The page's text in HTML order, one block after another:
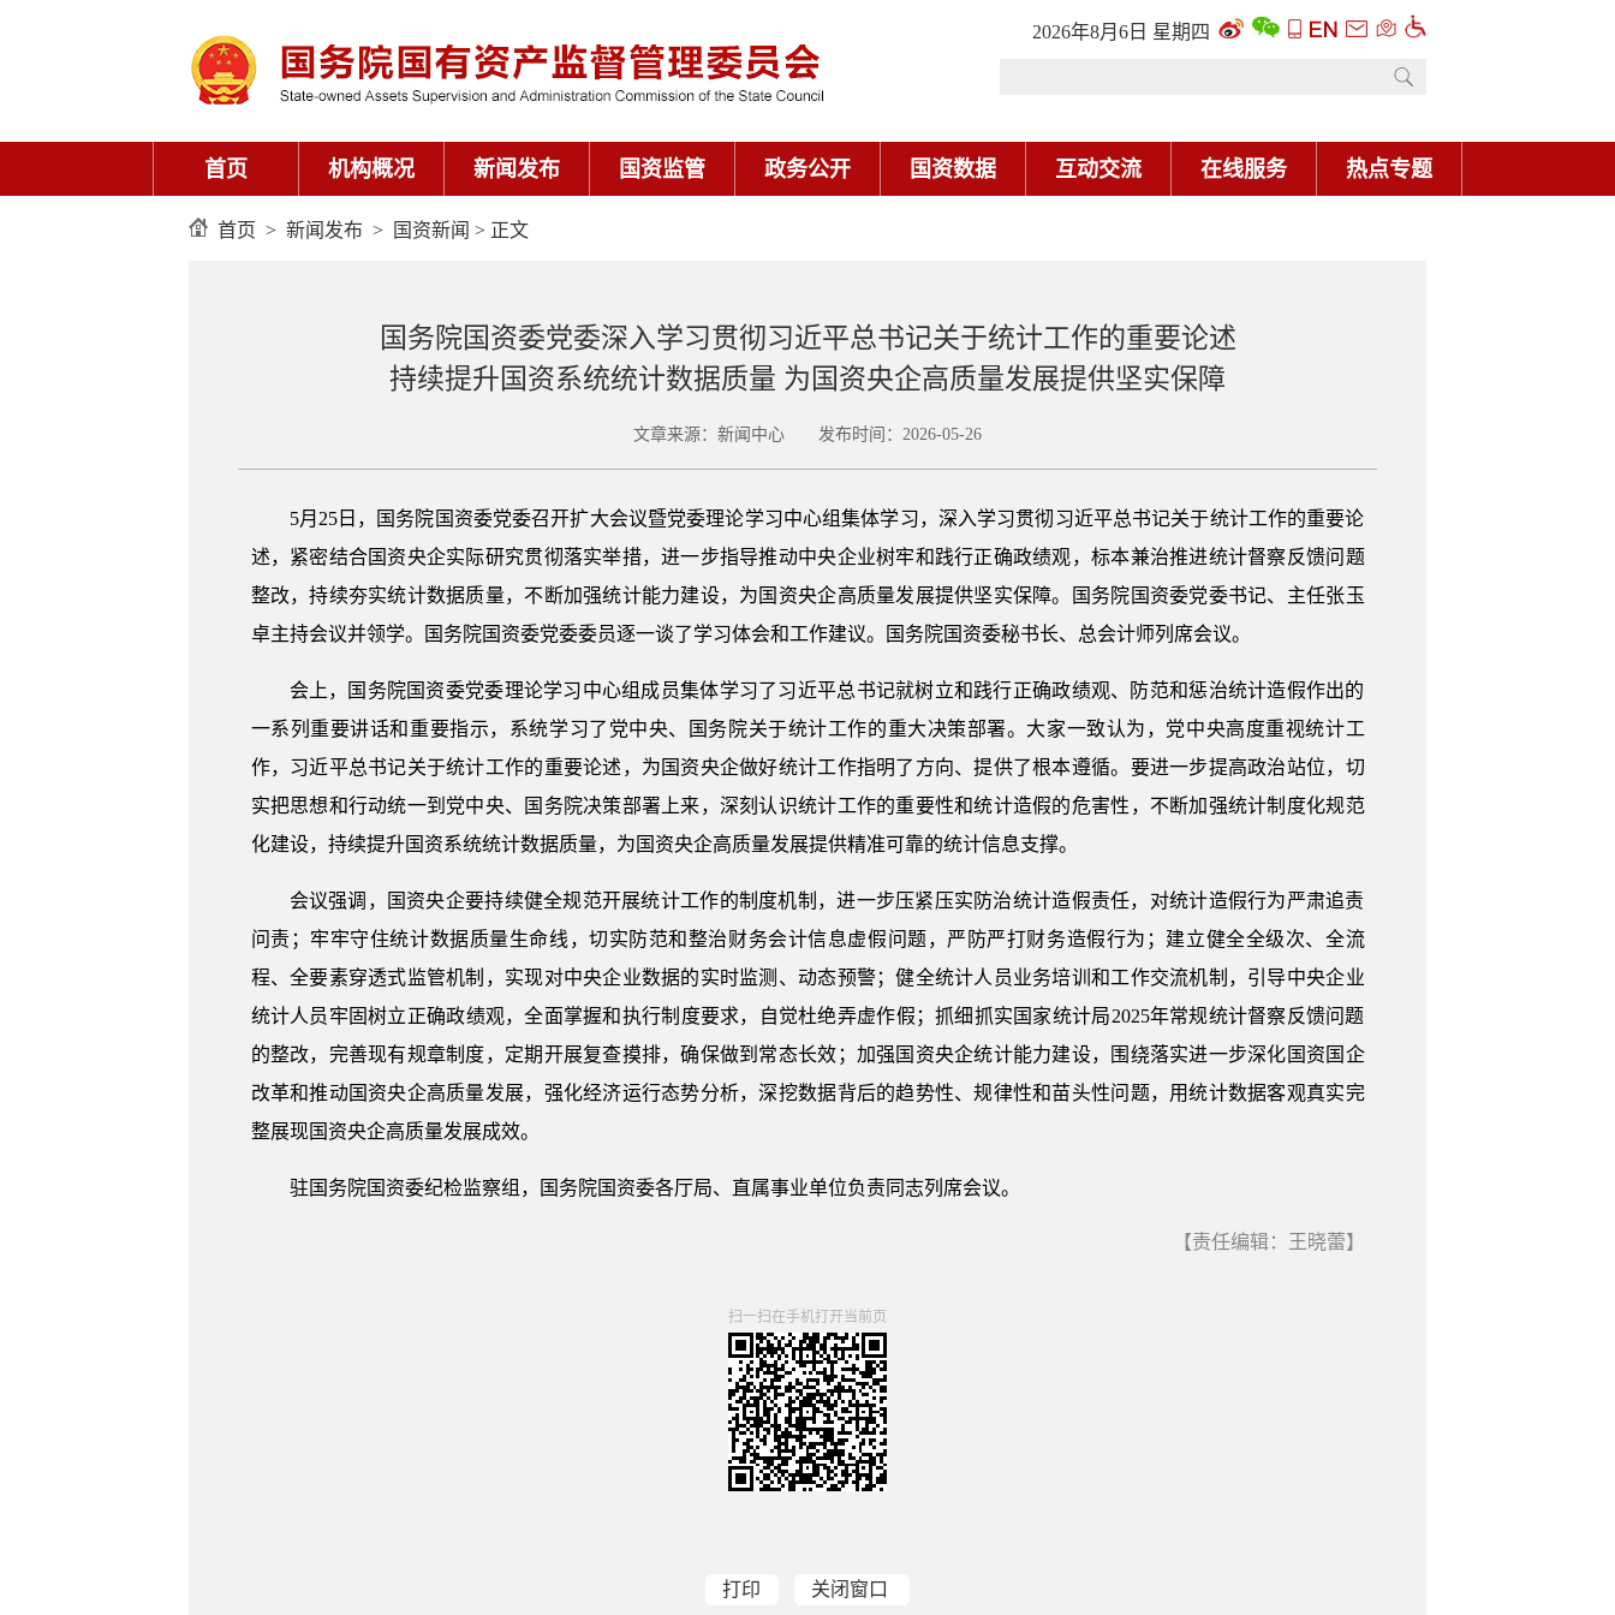
2026年8月6日 星期四
首页 机构概况 新闻发布 国资监管 政务公开 国资数据 互动交流 在线服务 热点专题
首页 > 新闻发布 > 国资新闻 > 正文
国务院国资委党委深入学习贯彻习近平总书记关于统计工作的重要论述
持续提升国资系统统计数据质量 为国资央企高质量发展提供坚实保障
文章来源：新闻中心 发布时间：2026-05-26
5月25日，国务院国资委党委召开扩大会议暨党委理论学习中心组集体学习，深入学习贯彻习近平总书记关于统计工作的重要论
述，紧密结合国资央企实际研究贯彻落实举措，进一步指导推动中央企业树牢和践行正确政绩观，标本兼治推进统计督察反馈问题
整改，持续夯实统计数据质量，不断加强统计能力建设，为国资央企高质量发展提供坚实保障。国务院国资委党委书记、主任张玉
卓主持会议并领学。国务院国资委党委委员逐一谈了学习体会和工作建议。国务院国资委秘书长、总会计师列席会议。
会上，国务院国资委党委理论学习中心组成员集体学习了习近平总书记就树立和践行正确政绩观、防范和惩治统计造假作出的
一系列重要讲话和重要指示，系统学习了党中央、国务院关于统计工作的重大决策部署。大家一致认为，党中央高度重视统计工
作，习近平总书记关于统计工作的重要论述，为国资央企做好统计工作指明了方向、提供了根本遵循。要进一步提高政治站位，切
实把思想和行动统一到党中央、国务院决策部署上来，深刻认识统计工作的重要性和统计造假的危害性，不断加强统计制度化规范
化建设，持续提升国资系统统计数据质量，为国资央企高质量发展提供精准可靠的统计信息支撑。
会议强调，国资央企要持续健全规范开展统计工作的制度机制，进一步压紧压实防治统计造假责任，对统计造假行为严肃追责
问责；牢牢守住统计数据质量生命线，切实防范和整治财务会计信息虚假问题，严防严打财务造假行为；建立健全全级次、全流
程、全要素穿透式监管机制，实现对中央企业数据的实时监测、动态预警；健全统计人员业务培训和工作交流机制，引导中央企业
统计人员牢固树立正确政绩观，全面掌握和执行制度要求，自觉杜绝弄虚作假；抓细抓实国家统计局2025年常规统计督察反馈问题
的整改，完善现有规章制度，定期开展复查摸排，确保做到常态长效；加强国资央企统计能力建设，围绕落实进一步深化国资国企
改革和推动国资央企高质量发展，强化经济运行态势分析，深挖数据背后的趋势性、规律性和苗头性问题，用统计数据客观真实完
整展现国资央企高质量发展成效。
驻国务院国资委纪检监察组，国务院国资委各厅局、直属事业单位负责同志列席会议。
【责任编辑：王晓蕾】
扫一扫在手机打开当前页
打印 关闭窗口